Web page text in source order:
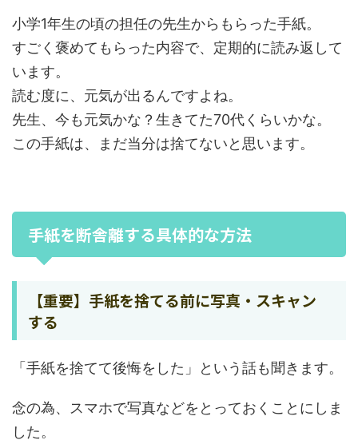
小学1年生の頃の担任の先生からもらった手紙。
すごく褒めてもらった内容で、定期的に読み返して
います。
読む度に、元気が出るんですよね。
先生、今も元気かな？生きてた70代くらいかな。
この手紙は、まだ当分は捨てないと思います。
手紙を断舎離する具体的な方法
【重要】手紙を捨てる前に写真・スキャン
する
「手紙を捨てて後悔をした」という話も聞きます。
念の為、スマホで写真などをとっておくことにしま
した。